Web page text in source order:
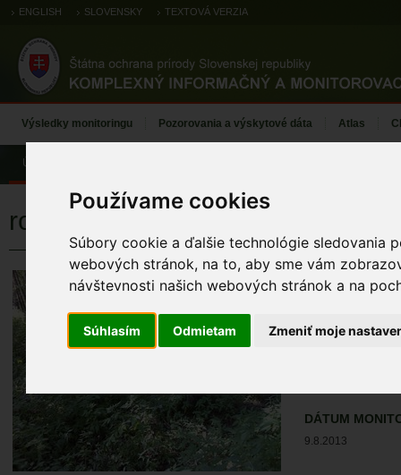
Používame cookies
Súbory cookie a ďalšie technológie sledovania
webových stránok, na to, aby sme vám
návštevnosti našich webových stránok a na
Súhlasím Odmietam Zmeniť moje
ENGLISH SLOVENSKY TEXTOVÁ VERZIA
Výsledky monitoringu Pozorovania a výskytové dáta Atlas
Úvod
rosnička zelená
rosnička
DÁTUM
9.8.2013